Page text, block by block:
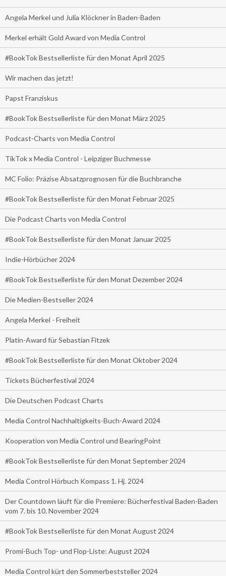
Angela Merkel und Julia Klöckner in Baden-Baden
Merkel erhält Gold Award von Media Control
#BookTok Bestsellerliste für den Monat April 2025
Wir machen das jetzt!
Papst Franziskus
#BookTok Bestsellerliste für den Monat März 2025
Podcast-Charts von Media Control
TikTok x Media Control - Leipziger Buchmesse
MC Folio: Präzise Absatzprognosen für die Buchbranche
#BookTok Bestsellerliste für den Monat Februar 2025
Die Podcast Charts von Media Control
#BookTok Bestsellerliste für den Monat Januar 2025
Indie-Hörbücher 2024
#BookTok Bestsellerliste für den Monat Dezember 2024
Die Medien-Bestseller 2024
Angela Merkel - Freiheit
Platin-Award für Sebastian Fitzek
#BookTok Bestsellerliste für den Monat Oktober 2024
Tickets Bücherfestival 2024
Die Deutschen Podcast Charts
Media Control Nachhaltigkeits-Buch-Award 2024
Kooperation von Media Control und BearingPoint
#BookTok Bestsellerliste für den Monat September 2024
Media Control Hörbuch Kompass 1. Hj. 2024
Der Countdown läuft für die Premiere: Bücherfestival Baden-Baden
vom 7. bis 10. November 2024
#BookTok Bestsellerliste für den Monat August 2024
Promi-Buch Top- und Flop-Liste: August 2024
Media Control kürt den Sommerbeststeller 2024